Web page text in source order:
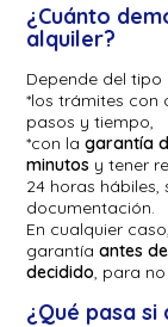
¿Cuánto
alquiler?
Depende del
*los trámites con
pasos y tiempo,
*con lagarantía
minutos y tener
24 horas
documentación.
En cualquier
garantíaantes
decidido , para
¿Qué pasa